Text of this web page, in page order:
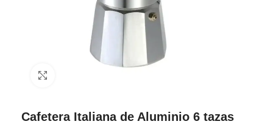
Cafetera Italiana de Aluminio 6 tazas